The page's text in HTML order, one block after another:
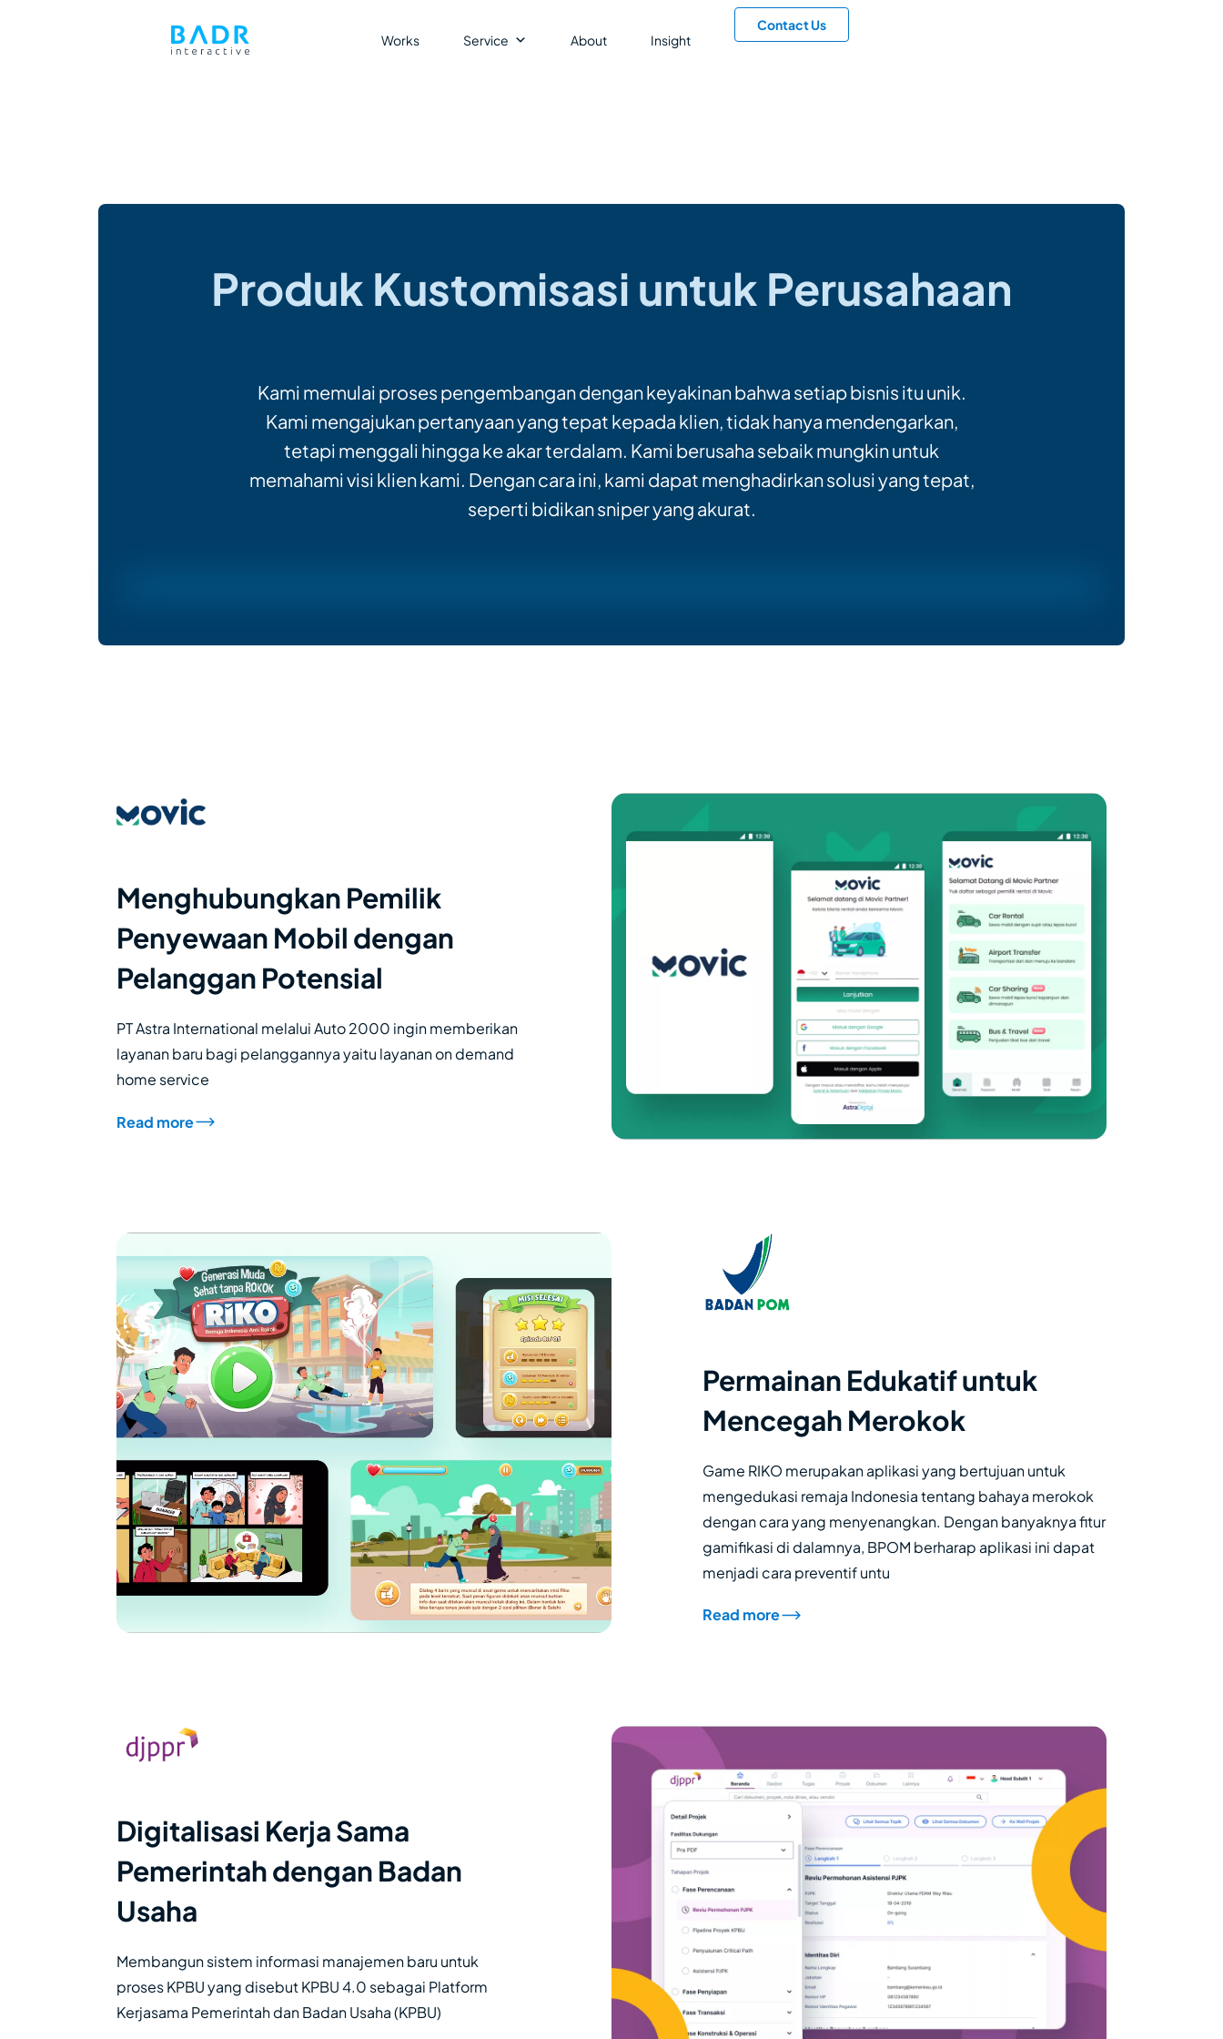
Works Service About Insight
Contact Us
Produk Kustomisasi untuk Perusahaan
Kami memulai proses pengembangan dengan keyakinan bahwa setiap bisnis itu unik.
Kami mengajukan pertanyaan yang tepat kepada klien, tidak hanya mendengarkan,
tetapi menggali hingga ke akar terdalam. Kami berusaha sebaik mungkin untuk
memahami visi klien kami. Dengan cara ini, kami dapat menghadirkan solusi yang tepat,
seperti bidikan sniper yang akurat.
Menghubungkan Pemilik
Penyewaan Mobil dengan
Pelanggan Potensial
PT Astra International melalui Auto 2000 ingin memberikan
layanan baru bagi pelanggannya yaitu layanan on demand
home service
Read more
Permainan Edukatif untuk
Mencegah Merokok
Game RIKO merupakan aplikasi yang bertujuan untuk
mengedukasi remaja Indonesia tentang bahaya merokok
dengan cara yang menyenangkan. Dengan banyaknya fitur
gamifikasi di dalamnya, BPOM berharap aplikasi ini dapat
menjadi cara preventif untu
Read more
Digitalisasi Kerja Sama
Pemerintah dengan Badan
Usaha
Membangun sistem informasi manajemen baru untuk
proses KPBU yang disebut KPBU 4.0 sebagai Platform
Kerjasama Pemerintah dan Badan Usaha (KPBU)